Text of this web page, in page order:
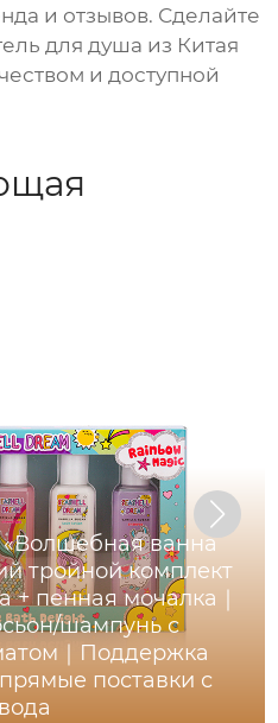
и отзывов. Сделайте
для душа из Китая
и доступной
ванна
тройной комплект
+ пенная мочалка｜
шампунь с
｜Поддержка
поставки с